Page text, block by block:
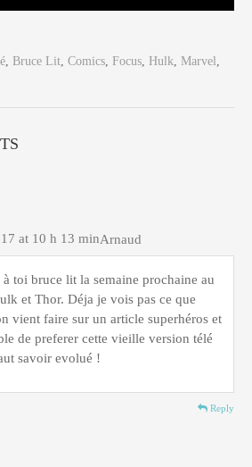
, Bruce Lit, Comics, Focus, Hulk, Marvel ,
Arnaud
at 10 h 13 min
toi bruce lit la semaine prochaine au
et Thor. Déja je vois pas ce que
vient faire sur un article superhéros et
de preferer cette vieille version télé
savoir evolué !
Reply